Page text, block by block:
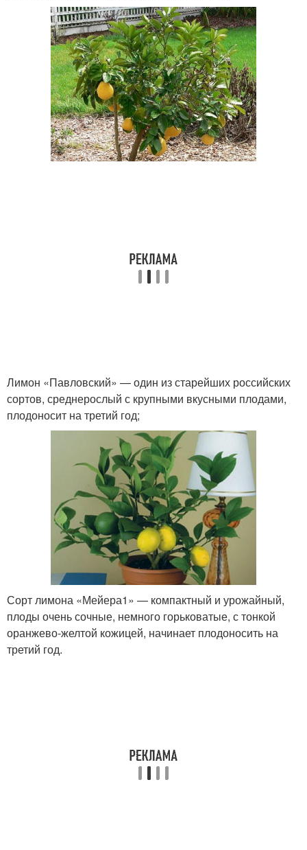
Лимон «Павловский» — один из старейших российских
сортов, среднерослый с крупными вкусными плодами,
плодоносит на третий год;
Сорт лимона «Мейера1» — компактный и урожайный,
плоды очень сочные, немного горьковатые, с тонкой
оранжево-желтой кожицей, начинает плодоносить на
третий год.